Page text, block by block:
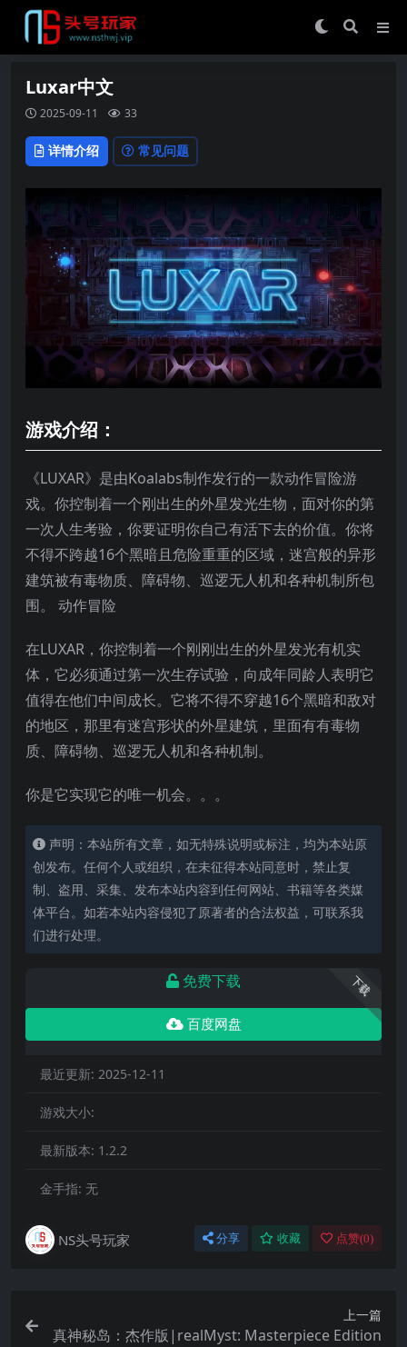
Luxar中文
2025-09-11 33
详情介绍 常见问题
游戏介绍：
《LUXAR》是由Koalabs制作发行的一款动作冒险游
戏。你控制着一个刚出生的外星发光生物，面对你的第
一次人生考验，你要证明你自己有活下去的价值。你将
不得不跨越16个黑暗且危险重重的区域，迷宫般的异形
建筑被有毒物质、障碍物、巡逻无人机和各种机制所包
围。 动作冒险
在LUXAR，你控制着一个刚刚出生的外星发光有机实
体，它必须通过第一次生存试验，向成年同龄人表明它
值得在他们中间成长。它将不得不穿越16个黑暗和敌对
的地区，那里有迷宫形状的外星建筑，里面有有毒物
质、障碍物、巡逻无人机和各种机制。
你是它实现它的唯一机会。。。
声明：本站所有文章，如无特殊说明或标注，均为本站原
创发布。任何个人或组织，在未征得本站同意时，禁止复
制、盗用、采集、发布本站内容到任何网站、书籍等各类媒
体平台。如若本站内容侵犯了原著者的合法权益，可联系我
们进行处理。
下载
免费下载
百度网盘
最近更新: 2025-12-11
游戏大小:
最新版本: 1.2.2
金手指: 无
NS头号玩家 分享 收藏 点赞(0)
上一篇
真神秘岛：杰作版|realMyst: Masterpiece Edition